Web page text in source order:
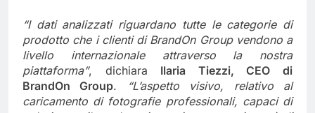
“I dati analizzati riguardano tutte le categorie di
prodotto che i clienti di BrandOn Group vendono a
livello internazionale attraverso la nostra
piattaforma”, dichiara Ilaria Tiezzi, CEO di
BrandOn Group.
“L’aspetto visivo, relativo al
caricamento di fotografie professionali, capaci di